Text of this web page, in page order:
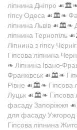
ліпнина Дніпро
гіпсу Одеса ☙🏛️❧
ліпнина Львів ☙🏛️❧
ліпнина Тернопіль
Ліпнина з гіпсу
Гіпсова ліпнина
❧ Ліпнина Івано-
Франківськ ☙🏛️❧
Рівне ☙🏛️❧ Гіпсова
Луцьк ☙🏛️❧ Гіпсова
фасаду Запоріжжя
для фасаду Ужгород
Гіпсова ліпнина